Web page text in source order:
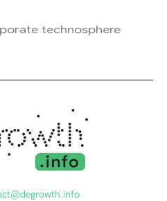
technosphere